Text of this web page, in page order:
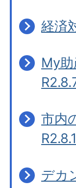
経済
My
市内
デカ